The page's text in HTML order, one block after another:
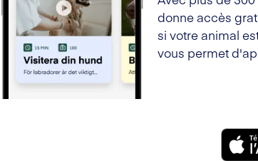
donne accès
si votre animal
vous permet